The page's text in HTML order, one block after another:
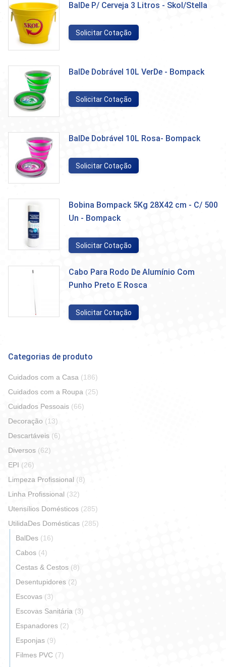
BalDe P/ Cerveja 3 Litros - Skol/Stella
Solicitar Cotação
BalDe Dobrável 10L VerDe - Bompack
Solicitar Cotação
BalDe Dobrável 10L Rosa- Bompack
Solicitar Cotação
Bobina Bompack 5Kg 28X42 cm - C/ 500
Un - Bompack
Solicitar Cotação
Cabo Para Rodo De Alumínio Com
Punho Preto E Rosca
Solicitar Cotação
Categorias de produto
Cuidados com a Casa (186)
Cuidados com a Roupa (25)
Cuidados Pessoais (66)
Decoração (13)
Descartáveis (6)
Diversos (62)
EPI (26)
Limpeza Profissional (8)
Linha Profissional (32)
Utensílios Domésticos (285)
UtilidaDes Domésticas (285)
BalDes (16)
Cabos (4)
Cestas & Cestos (8)
Desentupidores (2)
Escovas (3)
Escovas Sanitária (3)
Espanadores (2)
Esponjas (9)
Filmes PVC (7)